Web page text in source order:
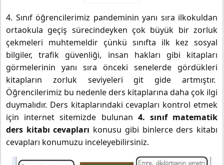
4. Sınıf öğrencilerimiz pandeminin yanı sıra ilkokuldan
ortaokula geçiş sürecindeyken çok büyük bir zorluk
çekmeleri muhtemeldir çünkü sınıfta ilk kez sosyal
bilgiler, trafik güvenliği, insan hakları gibi kitapları
görmelerinin yanı sıra önceki senelerde gördükleri
kitapların zorluk seviyeleri git gide artmıştır.
Öğrencilerimiz bu nedenle ders kitaplarına daha çok ilgi
duymalıdır. Ders kitaplarındaki cevapları kontrol etmek
için internet sitemizde bulunan 4. sınıf matematik
ders kitabı cevapları konusu gibi binlerce ders kitabı
cevapları konumuzu inceleyebilirsiniz.